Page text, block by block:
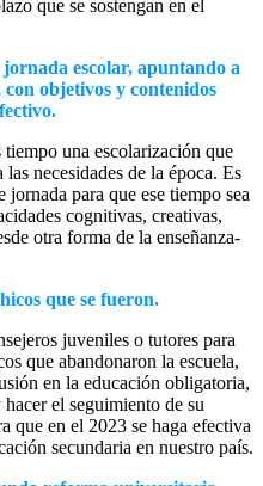
que se sostengan en el
escolar, apuntando a
objetivos y contenidos
una escolarización que
necesidades de la época. Es
para que ese tiempo sea
cognitivas, creativas,
otra forma de la enseñanza-
que se fueron.
juveniles o tutores para
que abandonaron la escuela,
en la educación obligatoria,
el seguimiento de su
que en el 2023 se haga efectiva
secundaria en nuestro país.